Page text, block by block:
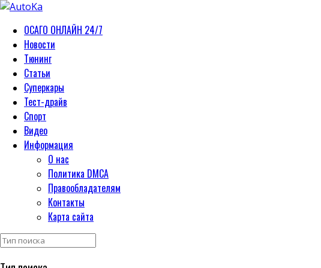
ОСАГО ОНЛАЙН 24/7
Новости
Тюнинг
Статьи
Суперкары
Тест-драйв
Спорт
Видео
Информация
О нас
Политика DMCA
Правообладателям
Контакты
Карта сайта